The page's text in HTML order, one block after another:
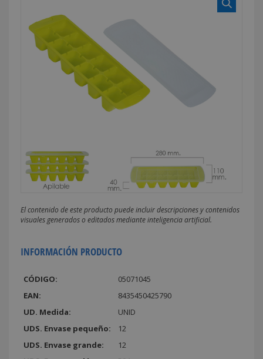
El contenido de este producto puede incluir descripciones y contenidos
visuales generados o editados mediante inteligencia artificial.
INFORMACIÓN PRODUCTO
CÓDIGO:
05071045
EAN:
8435450425790
UD. Medida:
UNID
UDS. Envase pequeño:
12
UDS. Envase grande:
12